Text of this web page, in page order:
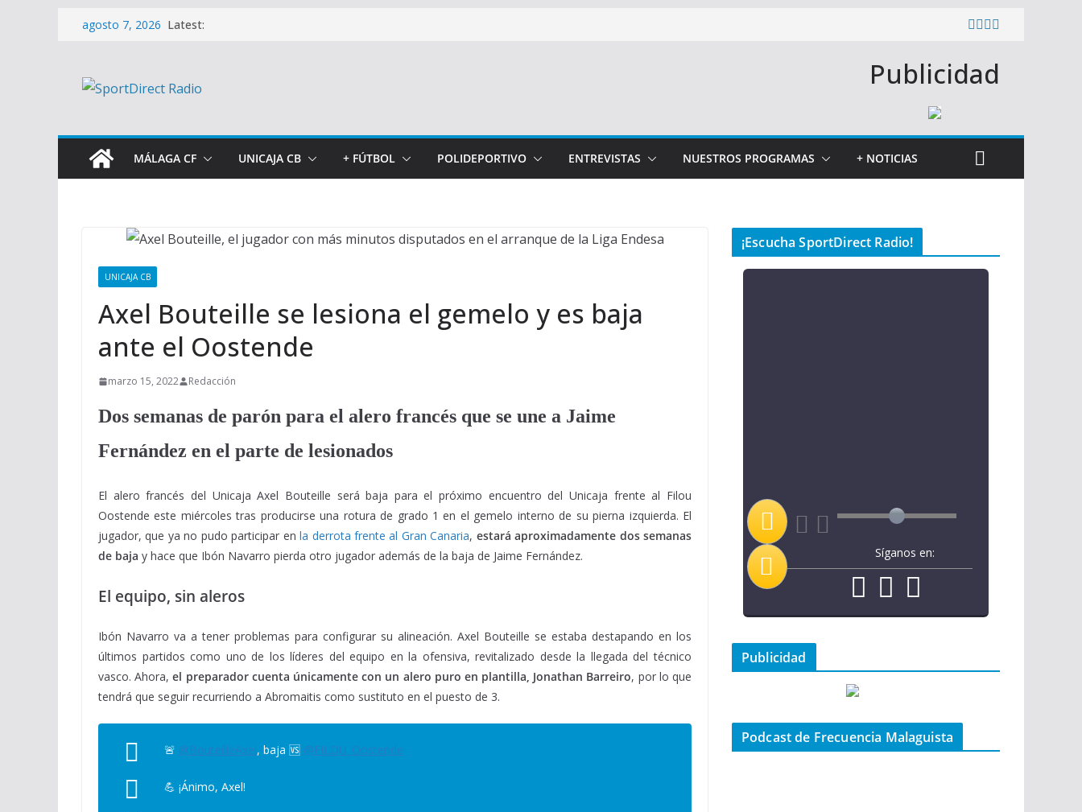
Saltaragosto 7, 2026 Latest:
Publicidad
MÁLAGA CF UNICAJA CB + FÚTBOL POLIDEPORTIVO ENTREVISTAS NUESTROS PROGRAMAS + NOTICIAS
UNICAJA CB
Axel Bouteille se lesiona el gemelo y es baja
ante el Oostende
marzo 15, 2022 Redacción
Dos semanas de parón para el alero francés que se une a Jaime
Fernández en el parte de lesionados
El alero francés del Unicaja Axel Bouteille será baja para el próximo encuentro del Unicaja frente al Filou
Oostende este miércoles tras producirse una rotura de grado 1 en el gemelo interno de su pierna izquierda. El
jugador, que ya no pudo participar enla derrota frente al Gran Canaria, estará aproximadamente dos semanas
de baja y hace que Ibón Navarro pierda otro jugador además de la baja de Jaime Fernández.
El equipo, sin aleros
Ibón Navarro va a tener problemas para configurar su alineación. Axel Bouteille se estaba destapando en los
últimos partidos como uno de los líderes del equipo en la ofensiva, revitalizado desde la llegada del técnico
vasco. Ahora,el preparador cuenta únicamente con un alero puro en plantilla, Jonathan Barreiro, por lo que
tendrá que seguir recurriendo a Abromaitis como sustituto en el puesto de 3.
🚨 @BouteilleAxel, baja 🆚 @FILOU_Oostende
💪 ¡Ánimo, Axel!
¡Escucha SportDirect Radio!
Síganos en:
Publicidad
Podcast de Frecuencia Malaguista